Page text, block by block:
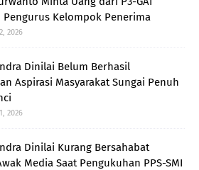
Pengurus Kelompok Penerima
2026
Dinilai Belum Berhasil
Aspirasi Masyarakat Sungai Penuh
2026
Dinilai Kurang Bersahabat
Media Saat Pengukuhan PPS-SMI